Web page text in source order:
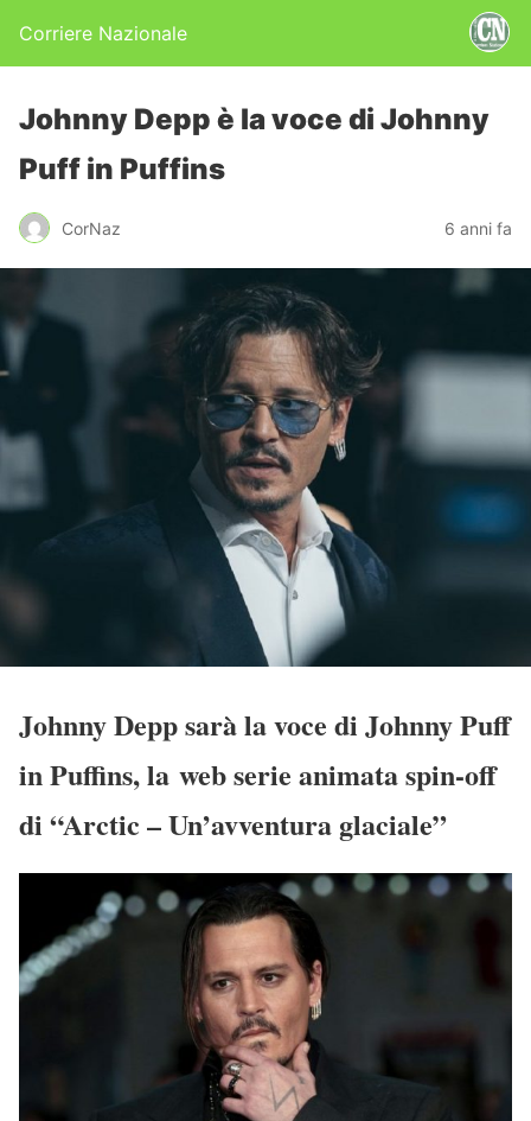
Corriere Nazionale
Johnny Depp è la voce di Johnny
Puff in Puffins
CorNaz 6 anni fa
Johnny Depp sarà la voce di Johnny Puff
in Puffins, la web serie animata spin-off
di “Arctic – Un’avventura glaciale”